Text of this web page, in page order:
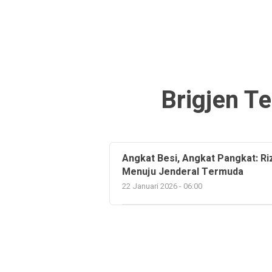
Brigjen
Angkat Besi, Angkat Pangkat:
Menuju Jenderal Termuda
22 Januari 2026 - 06:00